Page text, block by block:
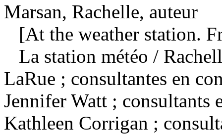
Marsan, Rachelle, auteur
[At the weather station.
La station météo /
LaRue ; consultantes en
Jennifer Watt ;
Kathleen Corrigan ;